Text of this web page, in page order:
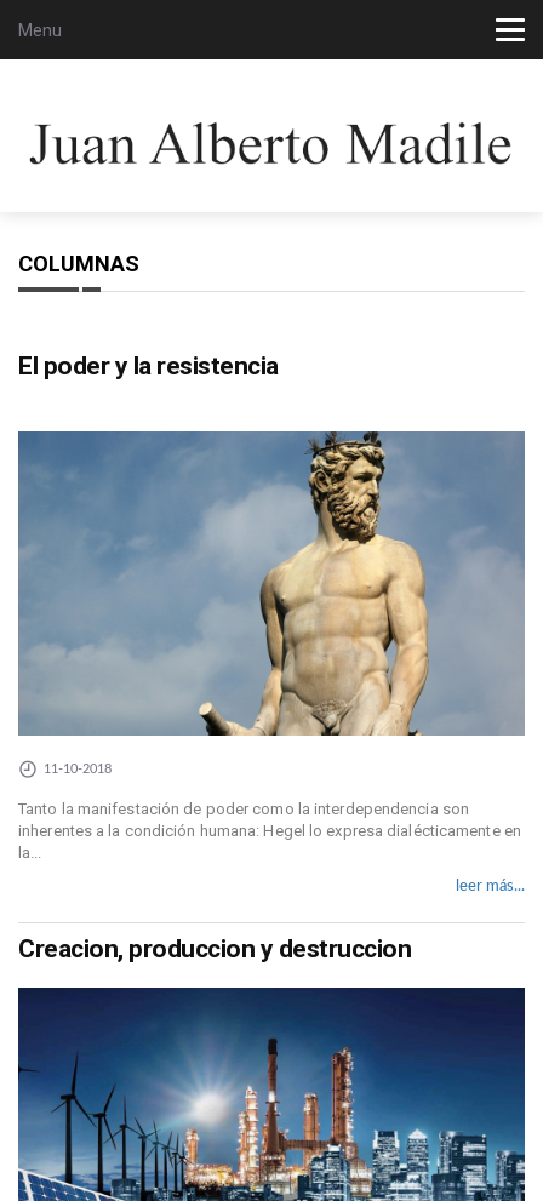
Menu
COLUMNAS
El poder y la resistencia
11-10-2018
Tanto la manifestación de poder como la interdependencia son
inherentes a la condición humana: Hegel lo expresa dialécticamente en
la...
leer más...
Creacion, produccion y destruccion